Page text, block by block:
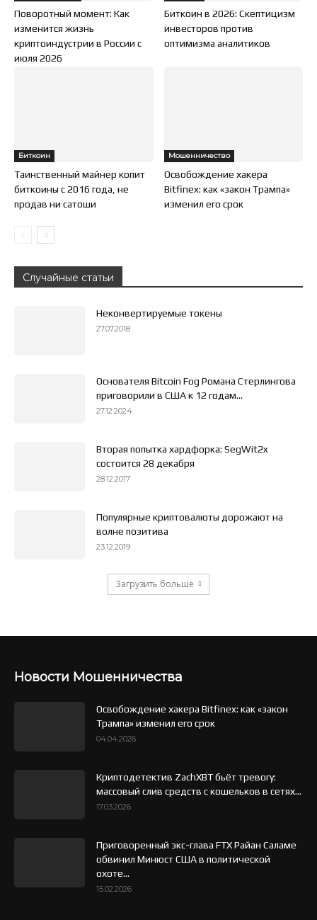
Поворотный момент: Как
изменится жизнь
криптоиндустрии в России с
июля 2026
Биткоин в 2026: Скептицизм
инвесторов против
оптимизма аналитиков
Биткоин
Таинственный майнер копит
биткоины с 2016 года, не
продав ни сатоши
Мошенничество
Освобождение хакера
Bitfinex: как «закон Трампа»
изменил его срок
Случайные статьи
Неконвертируемые токены
27.07.2018
Основателя Bitcoin Fog Романа Стерлингова
приговорили в США к 12 годам...
27.12.2024
Вторая попытка хардфорка: SegWit2x
состоится 28 декабря
28.12.2017
Популярные криптовалюты дорожают на
волне позитива
23.12.2019
Загрузить больше
Новости Мошенничества
Освобождение хакера Bitfinex: как «закон
Трампа» изменил его срок
04.04.2026
Криптодетектив ZachXBT бьёт тревогу:
массовый слив средств с кошельков в сетях...
17.03.2026
Приговоренный экс-глава FTX Райан Саламе
обвинил Минюст США в политической
охоте...
15.02.2026